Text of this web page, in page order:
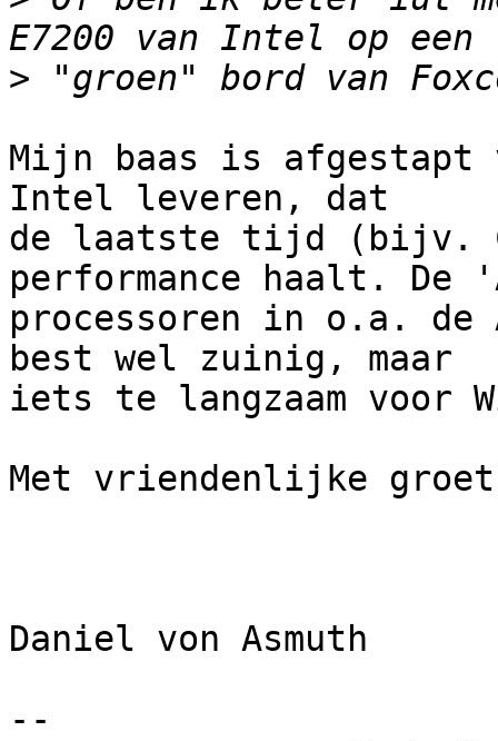
>
Mijn baas is afgestapt
Intel leveren, dat
de laatste tijd (bijv.
performance haalt. De
processoren in o.a. de
best wel zuinig, maar
iets te langzaam voor
Met vriendenlijke
Daniel von Asmuth
--